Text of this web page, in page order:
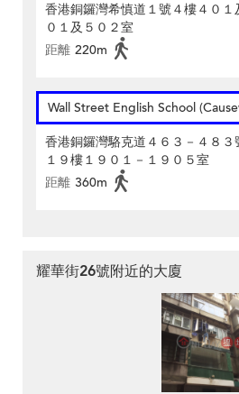
香港銅鑼灣希慎道１號４樓４０１
０１及５０２室
距離 220m
Wall Street English School
香港銅鑼灣駱克道４６３－４８
１９樓１９０１－１９０５室
距離 360m
耀華街26號附近的大廈